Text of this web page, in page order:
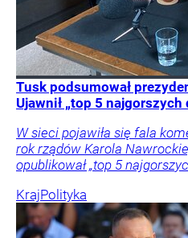
Tusk podsumował
Ujawnił „top 5 najgorszych
W sieci pojawiła się fala
rok rządów Karola
opublikował „top 5
KrajPolityka